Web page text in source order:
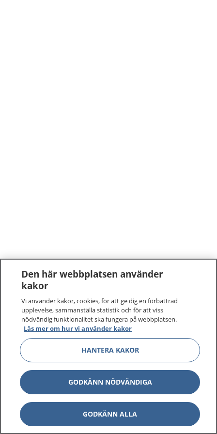
Den här webbplatsen använder
kakor
Vi använder kakor, cookies, för att ge dig en förbättrad
upplevelse, sammanställa statistik och för att viss
nödvändig funktionalitet ska fungera på webbplatsen.
Läs mer om hur vi använder kakor
HANTERA KAKOR
GODKÄNN NÖDVÄNDIGA
GODKÄNN ALLA